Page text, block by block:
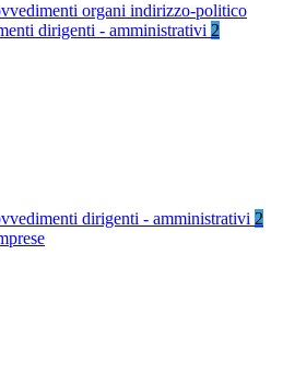
organi indirizzo-politico
dirigenti - amministrativi 2
dirigenti - amministrativi 2